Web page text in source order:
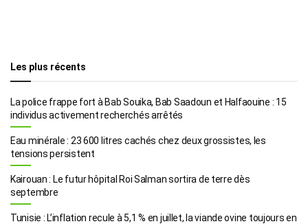
Les plus récents
La police frappe fort à Bab Souika, Bab Saadoun et Halfaouine : 15
individus activement recherchés arrêtés
Eau minérale : 23 600 litres cachés chez deux grossistes, les
tensions persistent
Kairouan : Le futur hôpital Roi Salman sortira de terre dès
septembre
Tunisie : L’inflation recule à 5,1 % en juillet, la viande ovine toujours en